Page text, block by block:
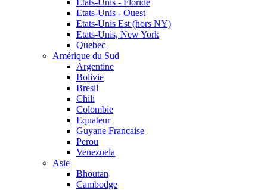
Etats-Unis - Floride
Etats-Unis - Ouest
Etats-Unis Est (hors NY)
Etats-Unis, New York
Quebec
Amérique du Sud
Argentine
Bolivie
Bresil
Chili
Colombie
Equateur
Guyane Francaise
Perou
Venezuela
Asie
Bhoutan
Cambodge